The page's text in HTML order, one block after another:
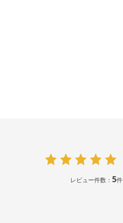
レビュー件数： 5件